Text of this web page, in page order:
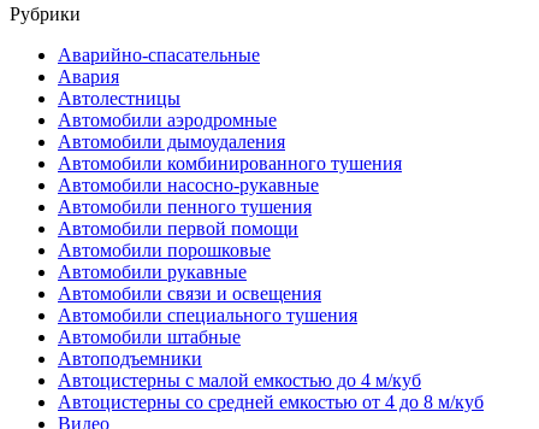
Рубрики
Аварийно-спасательные
Авария
Автолестницы
Автомобили аэродромные
Автомобили дымоудаления
Автомобили комбинированного тушения
Автомобили насосно-рукавные
Автомобили пенного тушения
Автомобили первой помощи
Автомобили порошковые
Автомобили рукавные
Автомобили связи и освещения
Автомобили специального тушения
Автомобили штабные
Автоподъемники
Автоцистерны с малой емкостью до 4 м/куб
Автоцистерны со средней емкостью от 4 до 8 м/куб
Видео